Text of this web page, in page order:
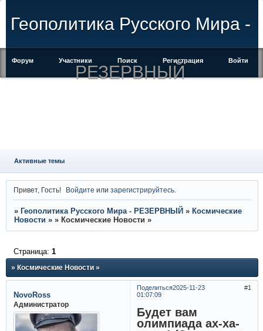
Геополитика Русского Мира -
РЕЗЕРВНЫЙ
Форум Участники Поиск Регистрация Войти
Активные темы
Привет, Гость! Войдите илизарегистрируйтесь
» Геополитика Русского Мира - РЕЗЕРВНЫЙ » Космические
Новости » » Космические Новости »
» Космические Новости »
Страница: 1
Поделиться 1
2025-11-23
01:07:09
NovoRoss
Администратор
Будет вам
олимпиада ах-ха-